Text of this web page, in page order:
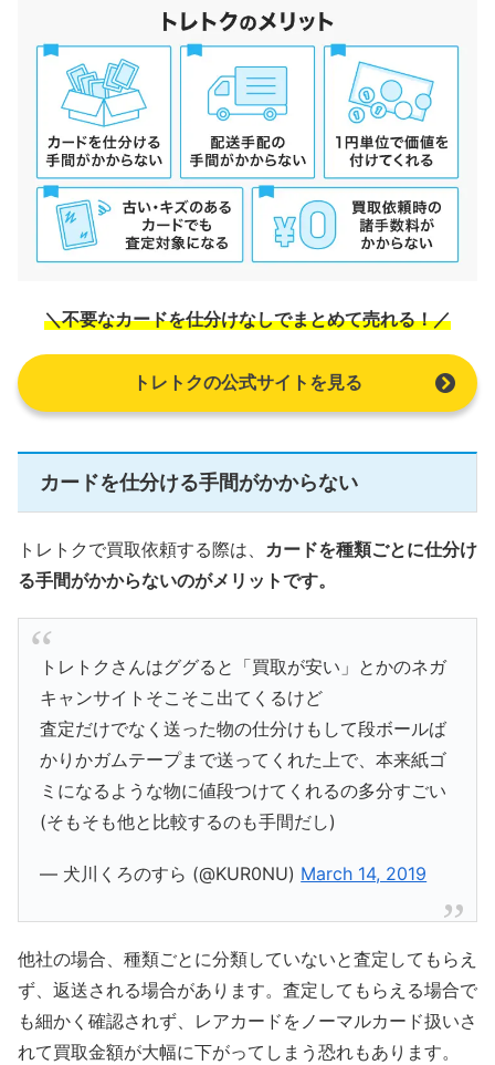
＼不要なカードを仕分けなしでまとめて売れる！／
トレトクの公式サイトを見る
カードを仕分ける手間がかからない
トレトクで買取依頼する際は、 カードを種類ごとに仕分け
る手間がかからないのがメリットです。
トレトクさんはググると「買取が安い」とかのネガ
キャンサイトそこそこ出てくるけど
査定だけでなく送った物の仕分けもして段ボールば
かりかガムテープまで送ってくれた上で、本来紙ゴ
ミになるような物に値段つけてくれるの多分すごい
(そもそも他と比較するのも手間だし)
— 犬川くろのすら (@KUR0NU) March 14, 2019
他社の場合、種類ごとに分類していないと査定してもらえ
ず、返送される場合があります。査定してもらえる場合で
も細かく確認されず、レアカードをノーマルカード扱いさ
れて買取金額が大幅に下がってしまう恐れもあります。